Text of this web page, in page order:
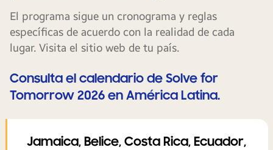
El programa sigue un cronograma y reglas
específicas de acuerdo con la realidad de cada
lugar. Visita el sitio web de tu país.
Consulta el calendario de Solve for
Tomorrow 2026 en América Latina.
Jamaica, Belice, Costa Rica, Ecuador,